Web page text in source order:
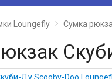
Loungefly Сумка